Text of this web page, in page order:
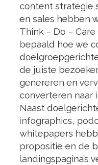
content strategie
en sales hebben
Think – Do –
bepaald hoe we
de juiste
genereren en
converteren naar
Naast
infographics,
whitepapers
propositie en de
landingspagina’s